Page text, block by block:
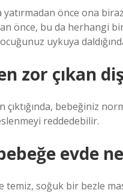
önce ona
önce, bu da herhangi bir
uykuya
zor çıkan
çıktığında, bebeğiniz
reddedebilir.
evde
soğuk bir bezle